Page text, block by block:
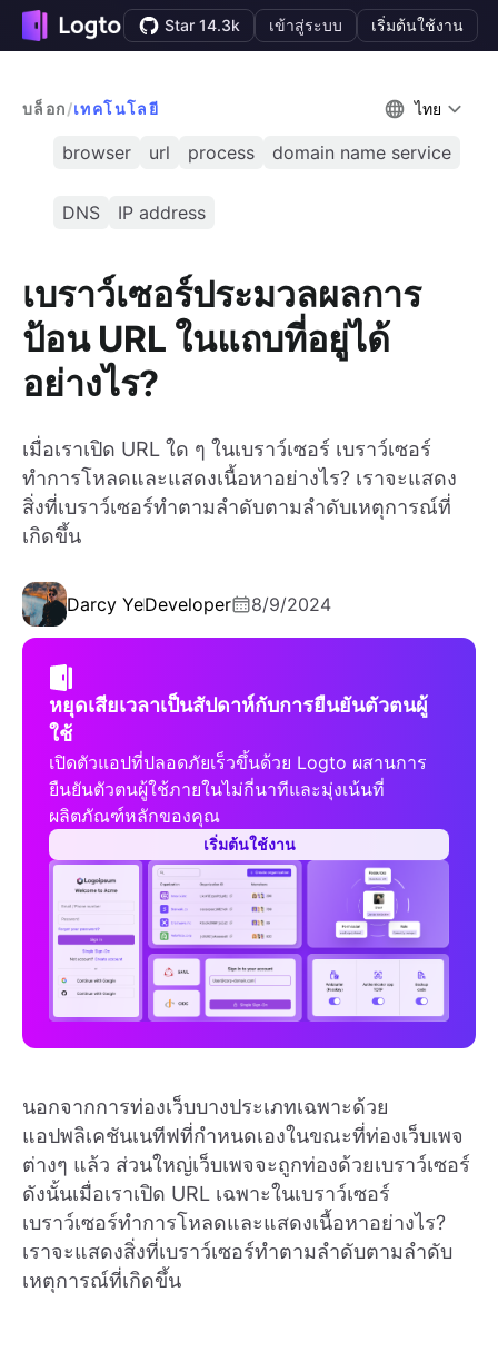
Star 14.3k เข้าสู่ระบบ เริ่มต้นใช้งาน
บล็อก/เทคโนโลยี ไทย
browser url process domain name service
DNS IP address
เบราว์เซอร์ประมวลผลการ
ป้อน URL ในแถบที่อยู่ได้
อย่างไร?
เมื่อเราเปิด URL ใด ๆ ในเบราว์เซอร์ เบราว์เซอร์
ทำการโหลดและแสดงเนื้อหาอย่างไร? เราจะแสดง
สิ่งที่เบราว์เซอร์ทำตามลำดับตามลำดับเหตุการณ์ที่
เกิดขึ้น
Darcy YeDeveloper 8/9/2024
หยุดเสียเวลาเป็นสัปดาห์กับการยืนยันตัวตนผู้
ใช้
เปิดตัวแอปที่ปลอดภัยเร็วขึ้นด้วย Logto ผสานการ
ยืนยันตัวตนผู้ใช้ภายในไม่กี่นาทีและมุ่งเน้นที่
ผลิตภัณฑ์หลักของคุณ
เริ่มต้นใช้งาน
นอกจากการท่องเว็บบางประเภทเฉพาะด้วย
แอปพลิเคชันเนทีฟที่กำหนดเองในขณะที่ท่องเว็บเพจ
ต่างๆ แล้ว ส่วนใหญ่เว็บเพจจะถูกท่องด้วยเบราว์เซอร์
ดังนั้นเมื่อเราเปิด URL เฉพาะในเบราว์เซอร์
เบราว์เซอร์ทำการโหลดและแสดงเนื้อหาอย่างไร?
เราจะแสดงสิ่งที่เบราว์เซอร์ทำตามลำดับตามลำดับ
เหตุการณ์ที่เกิดขึ้น